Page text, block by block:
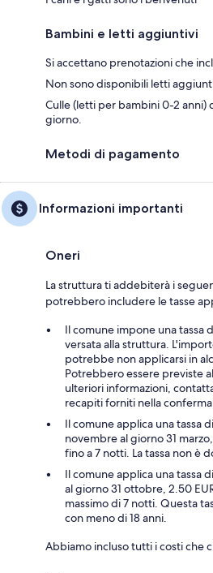
Bambini e letti aggiuntivi
Si accettano prenotazioni che
Non sono disponibili letti
Culle (letti per bambini 0-2 anni)
giorno.
Metodi di pagamento
Informazioni importanti
Oneri
La struttura ti addebiterà i
potrebbero includere le tasse
Il comune impone una tassa
versata alla struttura.
potrebbe non applicarsi in
Potrebbero essere previste
ulteriori informazioni,
recapiti forniti nella
Il comune applica una tassa
novembre al giorno 31
fino a 7 notti. La tassa non è
Il comune applica una tassa
al giorno 31 ottobre, 2.50
massimo di 7 notti. Questa
con meno di 18 anni.
Abbiamo incluso tutti i costi che